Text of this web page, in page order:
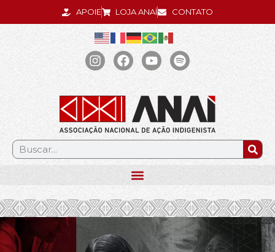
APOIE LOJA ANAÍ CONTATO
.